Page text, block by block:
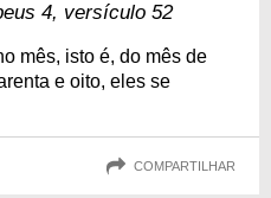
4, versículo 52
mês, isto é, do mês de
e oito, eles se
COMPARTILHAR